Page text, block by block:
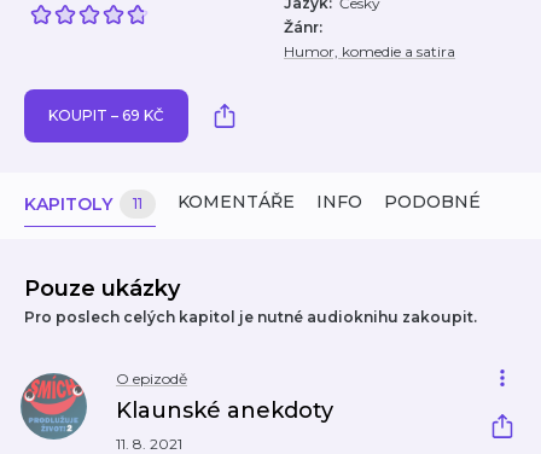
Žánr:
Humor, komedie a satira
KOUPIT – 69 KČ
KAPITOLY 11 KOMENTÁŘE INFO PODOBNÉ
Pouze ukázky
Pro poslech celých kapitol je nutné audioknihu zakoupit.
O epizodě
Klaunské anekdoty
11. 8. 2021